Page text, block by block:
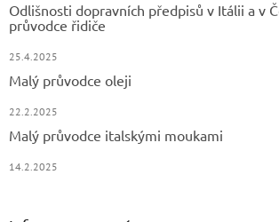
Odlišnosti dopravních předpisů v Itálii a v
průvodce řidiče
25.4.2025
Malý průvodce oleji
22.2.2025
Malý průvodce italskými moukami
14.2.2025